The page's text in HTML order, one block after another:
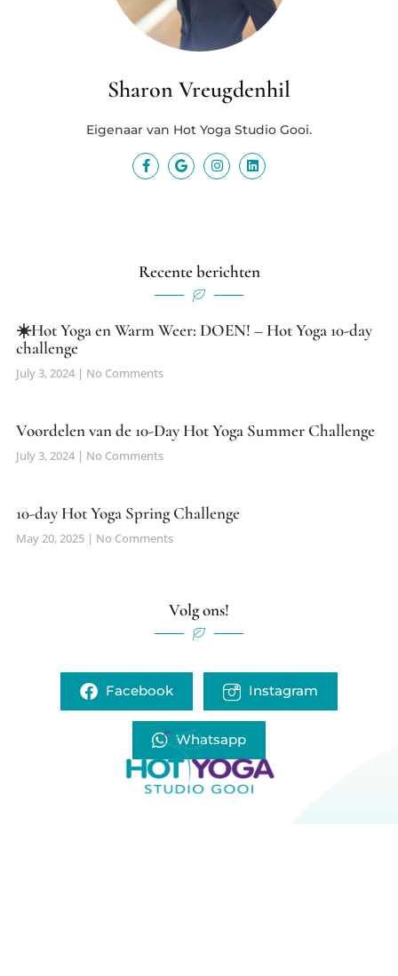
Sharon Vreugdenhil
Eigenaar van Hot Yoga Studio Gooi.
Recente berichten
☀️Hot Yoga en Warm Weer: DOEN! – Hot Yoga 10-day
challenge
July 3, 2024 No Comments
Voordelen van de 10-Day Hot Yoga Summer Challenge
July 3, 2024 No Comments
10-day Hot Yoga Spring Challenge
May 20, 2025 No Comments
Volg ons!
Facebook Instagram
Whatsapp